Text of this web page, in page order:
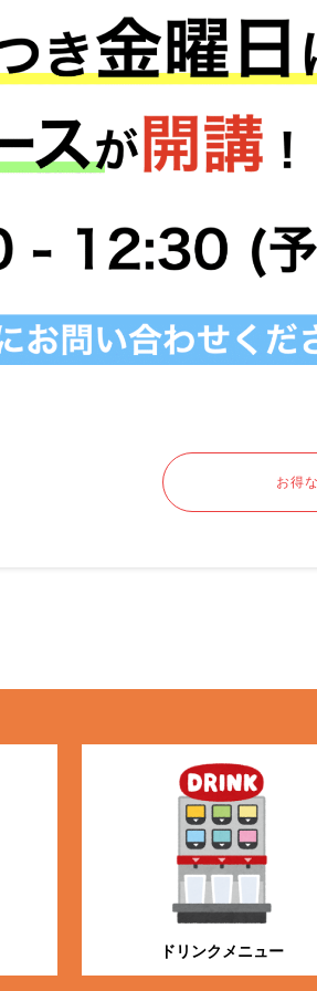
お得
ドリンクメニュー